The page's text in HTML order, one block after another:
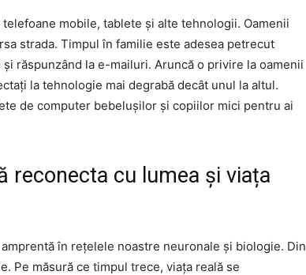
mobile, tablete și alte tehnologii. Oamenii
strada. Timpul în familie este adesea petrecut
răspunzând la e-mailuri. Aruncă o privire la oamenii
la tehnologie mai degrabă decât unul la altul.
de computer bebelușilor și copiilor mici pentru ai
reconecta cu lumea și viața
în rețelele noastre neuronale și biologie. Din
Pe măsură ce timpul trece, viața reală se